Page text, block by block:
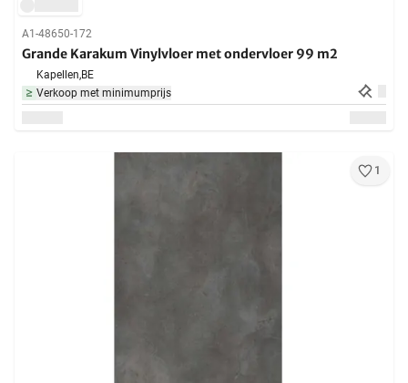
A1-48650-172
Grande Karakum Vinylvloer met ondervloer 99 m2
Kapellen,BE
Verkoop met minimumprijs
1